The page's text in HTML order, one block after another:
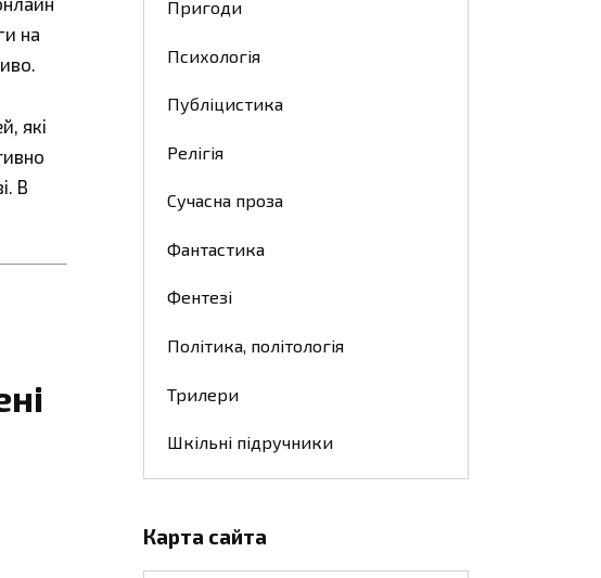
на
які
В
Пригоди
Психологія
Публіцистика
Релігія
Сучасна проза
Фантастика
Фентезі
Політика, політологія
Трилери
Шкільні підручники
Карта сайта